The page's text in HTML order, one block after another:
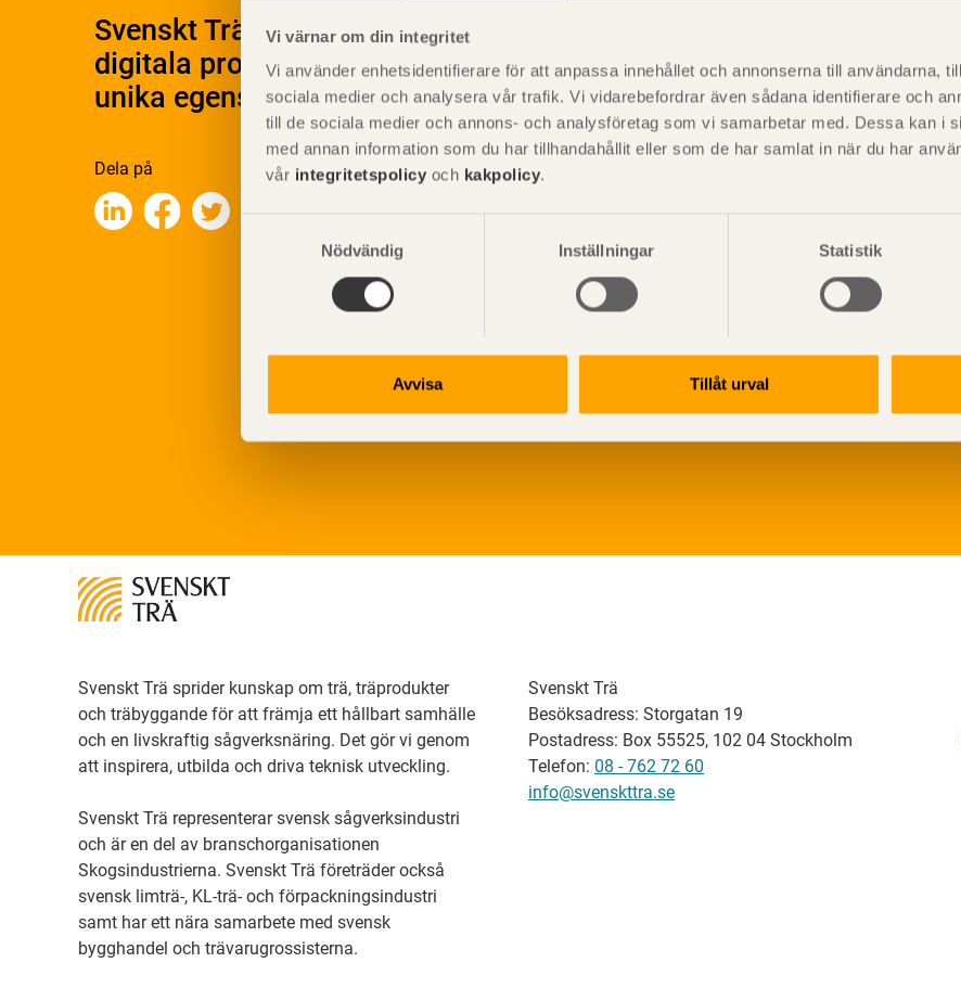
Vi värnar om din integritet
Vi använder enhetsidentifierare för att anpassa innehållet och annonserna till användarna,
sociala medier och analysera vår trafik. Vi vidarebefordrar även sådana identifierare och
till de sociala medier och annons- och analysföretag som vi samarbetar med. Dessa kan i
med annan information som du har tillhandahållit eller som de har samlat in när du har
vår integritetspolicy och kakpolicy.
Nödvändig
Inställningar Statistik
Avvisa Tillåt urval
Svenskt Träs Produktkatalog är svensk sågverksnärings
digitala produktkatalog för att beskriva träprodukter och deras
unika egenskaper.
Dela på
Svenskt Trä sprider kunskap om trä, träprodukter
och träbyggande för att främja ett hållbart samhälle
och en livskraftig sågverksnäring. Det gör vi genom
att inspirera, utbilda och driva teknisk utveckling.
Svenskt Trä representerar svensk sågverksindustri
och är en del av branschorganisationen
Skogsindustrierna. Svenskt Trä företräder också
svensk limträ-, KL-trä- och förpackningsindustri
samt har ett nära samarbete med svensk
bygghandel och trävarugrossisterna.
Svenskt Trä
Besöksadress: Storgatan 19
Postadress: Box 55525, 102 04 Stockholm
Telefon: 08 - 762 72 60
info@svenskttra.se